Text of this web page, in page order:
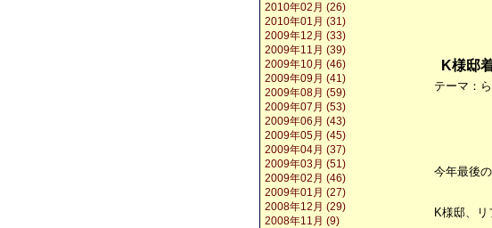
K様邸
テーマ：
今年最後
K様邸、リ
2010年02月 (26)
2010年01月 (31)
2009年12月 (33)
2009年11月 (39)
2009年10月 (46)
2009年09月 (41)
2009年08月 (59)
2009年07月 (53)
2009年06月 (43)
2009年05月 (45)
2009年04月 (37)
2009年03月 (51)
2009年02月 (46)
2009年01月 (27)
2008年12月 (29)
2008年11月 (9)